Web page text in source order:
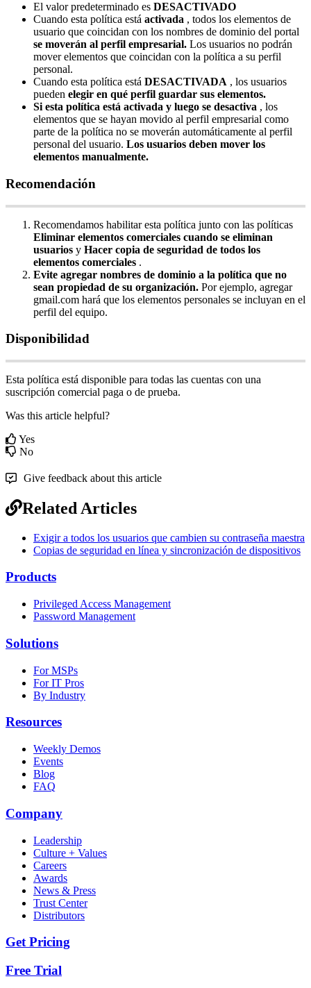
El valor predeterminado es DESACTIVADO
Cuando esta política está activada , todos los elementos de
usuario que coincidan con los nombres de dominio del portal
se moverán al perfil empresarial. Los usuarios no podrán
mover elementos que coincidan con la política a su perfil
personal.
Cuando esta política está DESACTIVADA , los usuarios
pueden elegir en qué perfil guardar sus elementos.
Si esta política está activada y luego se desactiva , los
elementos que se hayan movido al perfil empresarial como
parte de la política no se moverán automáticamente al perfil
personal del usuario. Los usuarios deben mover los
elementos manualmente.
Recomendación
Recomendamos habilitar esta política junto con las políticas
Eliminar elementos comerciales cuando se eliminan
usuarios y Hacer copia de seguridad de todos los
elementos comerciales .
Evite agregar nombres de dominio a la política que no
sean propiedad de su organización. Por ejemplo, agregar
gmail.com hará que los elementos personales se incluyan en el
perfil del equipo.
Disponibilidad
Esta política está disponible para todas las cuentas con una
suscripción comercial paga o de prueba.
Was this article helpful?
Yes
No
Give feedback about this article
Related Articles
Exigir a todos los usuarios que cambien su contraseña maestra
Copias de seguridad en línea y sincronización de dispositivos
Products
Privileged Access Management
Password Management
Solutions
For MSPs
For IT Pros
By Industry
Resources
Weekly Demos
Events
Blog
FAQ
Company
Leadership
Culture + Values
Careers
Awards
News & Press
Trust Center
Distributors
Get Pricing
Free Trial